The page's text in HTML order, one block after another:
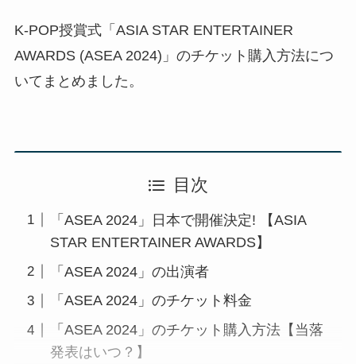
K-POP授賞式「ASIA STAR ENTERTAINER
AWARDS (ASEA 2024)」のチケット購入方法につ
いてまとめました。
目次
「ASEA 2024」日本で開催決定! 【ASIA
STAR ENTERTAINER AWARDS】
「ASEA 2024」の出演者
「ASEA 2024」のチケット料金
「ASEA 2024」のチケット購入方法【当落
発表はいつ？】